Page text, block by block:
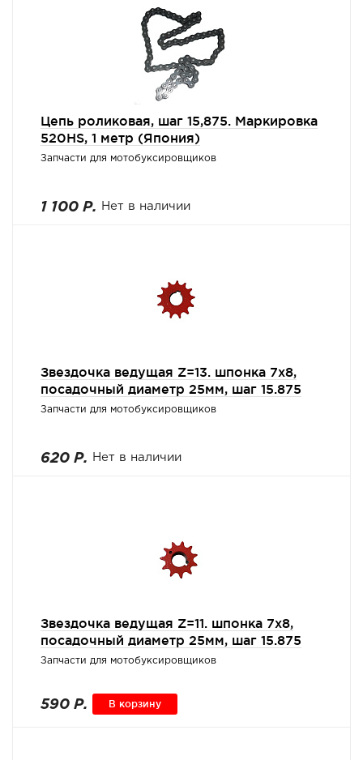
Цепь роликовая, шаг 15,875. Маркировка
520HS, 1 метр (Япония)
Запчасти для мотобуксировщиков
1 100 Р. Нет в наличии
Звездочка ведущая Z=13. шпонка 7х8,
посадочный диаметр 25мм, шаг 15.875
Запчасти для мотобуксировщиков
620 Р. Нет в наличии
Звездочка ведущая Z=11. шпонка 7х8,
посадочный диаметр 25мм, шаг 15.875
Запчасти для мотобуксировщиков
590 Р. В корзину